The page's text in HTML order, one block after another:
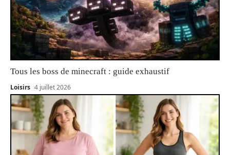
Tous les boss de minecraft : guide exhaustif
Loisirs 4 juillet 2026